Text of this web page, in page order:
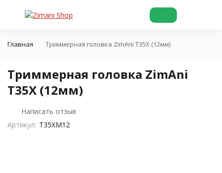
Главная Триммерная головка ZimAni T35X (12мм)
Триммерная головка ZimAni
T35X (12мм)
Написать отзыв
Артикул: T35XM12